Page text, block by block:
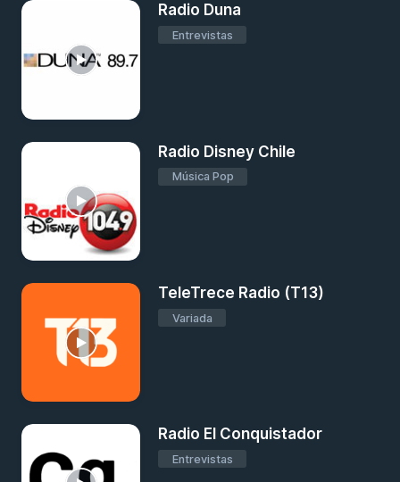
Radio Duna
Entrevistas
Radio Disney Chile
Música Pop
TeleTrece Radio (T13)
Variada
Radio El Conquistador
Entrevistas